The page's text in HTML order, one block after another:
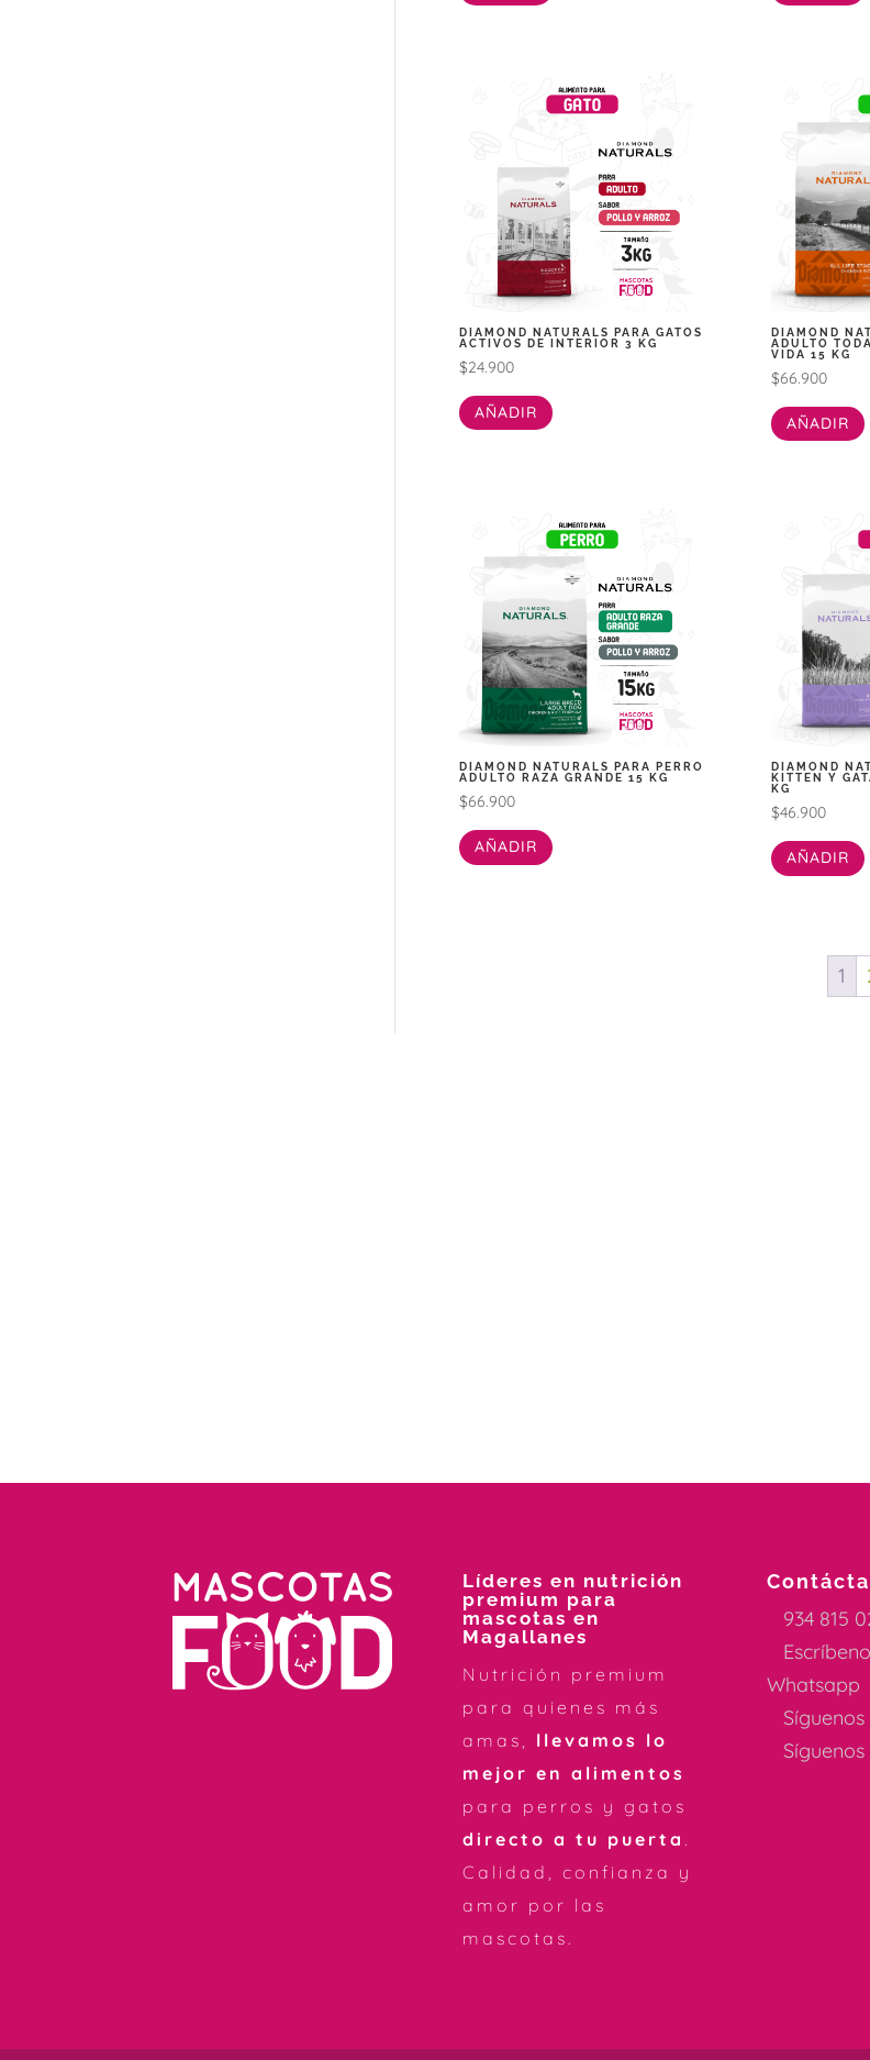
DIAMOND NATURALS PARA GATOS
ACTIVOS DE INTERIOR 3 KG
$24.900
AÑADIR
DIAMOND
ADULTO
VIDA 15 KG
$66.900
AÑADIR
DIAMOND NATURALS PARA PERRO
ADULTO RAZA GRANDE 15 KG
$66.900
AÑADIR
DIAMOND
KITTEN Y
KG
$46.900
AÑADIR
1
Líderes en nutrición
premium para
mascotas en
Magallanes
Nutrición premium
para quienes más
amas, llevamos lo
mejor en alimentos
para perros y gatos
directo a tu puerta.
Calidad, confianza y
amor por las
mascotas.
934 815
Whatsapp